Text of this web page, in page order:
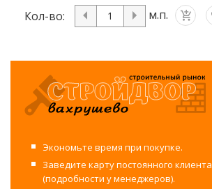
Кол-во: м.п.
Экономьте время при покупке.
Заведите карту постоянного клиента
(подробности у менеджеров).